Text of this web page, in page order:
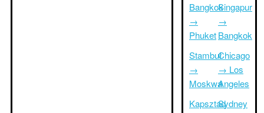
Bangkok
→
Phuket
Stambuł
→
Moskwa
Kapsztad
Singapur
→
Bangkok
Chicago
→ Los
Angeles
Sydney